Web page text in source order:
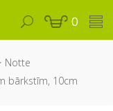
0
Notte
bārkstīm, 10cm